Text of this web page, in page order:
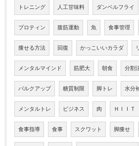
トレニング 人工甘味料 ダンベルフライ
プロティン 腹筋運動 魚 食事管理
痩せる方法 回復 かっこいいカラダ
メンタルマインド 筋肥大 朝食 分割
バルクアップ 糖質制限 脚トレ 水分
メンタルトレ ビジネス 肉 ＨＩＩＴ
食事指導 食事 スクワット 脚痩せ